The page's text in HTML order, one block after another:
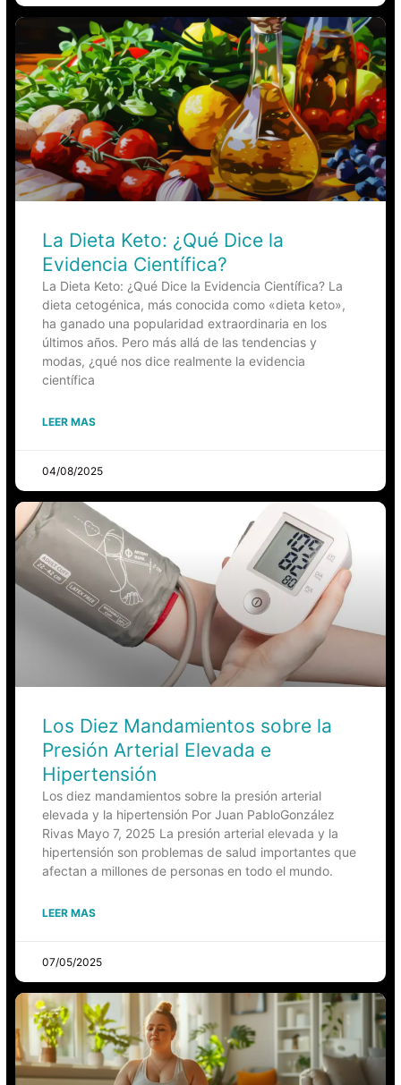
La Dieta Keto: ¿Qué Dice la
Evidencia Científica?
La Dieta Keto: ¿Qué Dice la Evidencia Científica? La
dieta cetogénica, más conocida como «dieta keto»,
ha ganado una popularidad extraordinaria en los
últimos años. Pero más allá de las tendencias y
modas, ¿qué nos dice realmente la evidencia
científica
LEER MAS
04/08/2025
Los Diez Mandamientos sobre la
Presión Arterial Elevada e
Hipertensión
Los diez mandamientos sobre la presión arterial
elevada y la hipertensión Por Juan PabloGonzález
Rivas Mayo 7, 2025 La presión arterial elevada y la
hipertensión son problemas de salud importantes que
afectan a millones de personas en todo el mundo.
LEER MAS
07/05/2025